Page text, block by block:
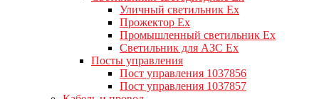
Уличный светильник Ex
Прожектор Ex
Промышленный светильник Ex
Светильник для АЗС Ex
Посты управления
Пост управления 1037856
Пост управления 1037857